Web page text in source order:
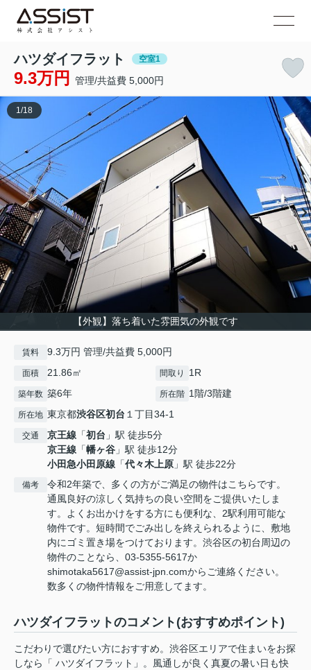
ハツダイフラット 空室1
9.3万円 管理/共益費 5,000円
【外観】落ち着いた雰囲気の外観です
1 /18
賃料 9.3万円 管理/共益費 5,000円
面積 21.86㎡ 間取り 1R
築年数 築6年 所在階 1階/3階建
所在地 東京都渋谷区初台 １丁目34-1
交通 京王線 「初台 」駅 徒歩5分
京王線 「幡ヶ谷 」駅 徒歩12分
小田急小田原線 「代々木上原 」駅 徒歩22分
備考
令和2年築で、多くの方がご満足の物件はこちらです。
通風良好の涼しく気持ちの良い空間をご提供いたしま
す。よくお出かけをする方にも便利な、2駅利用可能な
物件です。短時間でごみ出しを終えられるように、敷地
内にゴミ置き場をつけております。渋谷区の初台周辺の
物件のことなら、03-5355-5617か
shimotaka5617@assist-jpn.comからご連絡ください。
数多くの物件情報をご用意してます。
ハツダイフラットのコメント(おすすめポイント)
こだわりで選びたい方におすすめ。渋谷区エリアで住まいをお探
しなら「 ハツダイフラット」。風通しが良く真夏の暑い日も快